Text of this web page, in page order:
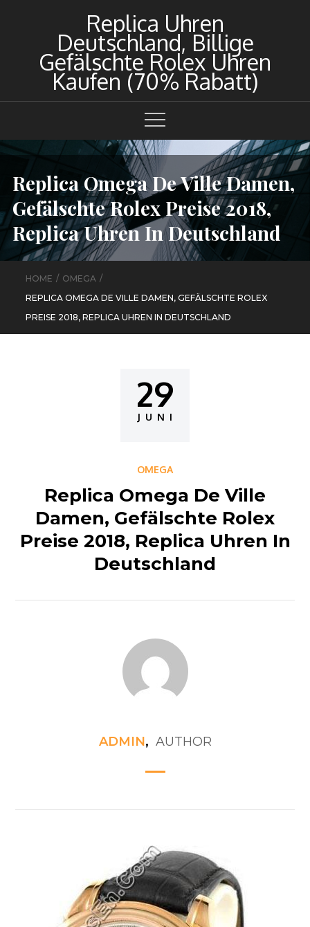
Replica Uhren
Deutschland, Billige
Gefälschte Rolex Uhren
Kaufen (70% Rabatt)
Replica Omega De Ville Damen,
Gefälschte Rolex Preise 2018,
Replica Uhren In Deutschland
HOME
OMEGA
REPLICA OMEGA DE VILLE DAMEN, GEFÄLSCHTE ROLEX
PREISE 2018, REPLICA UHREN IN DEUTSCHLAND
Posted
on
29
JUNI
OMEGA
Replica Omega De Ville
Damen, Gefälschte Rolex
Preise 2018, Replica Uhren In
Deutschland
ADMIN, AUTHOR